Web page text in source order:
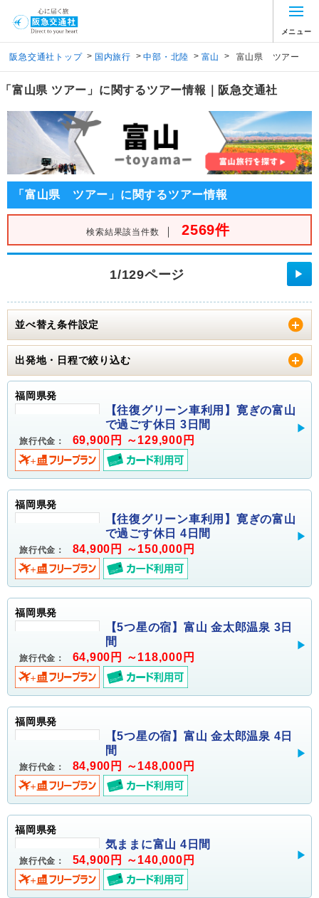
メニュー
阪急交通社トップ > 国内旅行 > 中部・北陸 > 富山 > 富山県 ツアー
「富山県 ツアー」に関するツアー情報｜阪急交通社
「富山県 ツアー」に関するツアー情報
検索結果該当件数 ｜ 2569件
1/129ページ ▶
並べ替え条件設定
出発地・日程で絞り込む
福岡県発
【往復グリーン車利用】寛ぎの富山
で過ごす休日 3日間
旅行代金： 69,900円 ～129,900円
福岡県発
【往復グリーン車利用】寛ぎの富山
で過ごす休日 4日間
旅行代金： 84,900円 ～150,000円
福岡県発
【5つ星の宿】富山 金太郎温泉 3日
間
旅行代金： 64,900円 ～118,000円
福岡県発
【5つ星の宿】富山 金太郎温泉 4日
間
旅行代金： 84,900円 ～148,000円
福岡県発
気ままに富山 4日間
旅行代金： 54,900円 ～140,000円